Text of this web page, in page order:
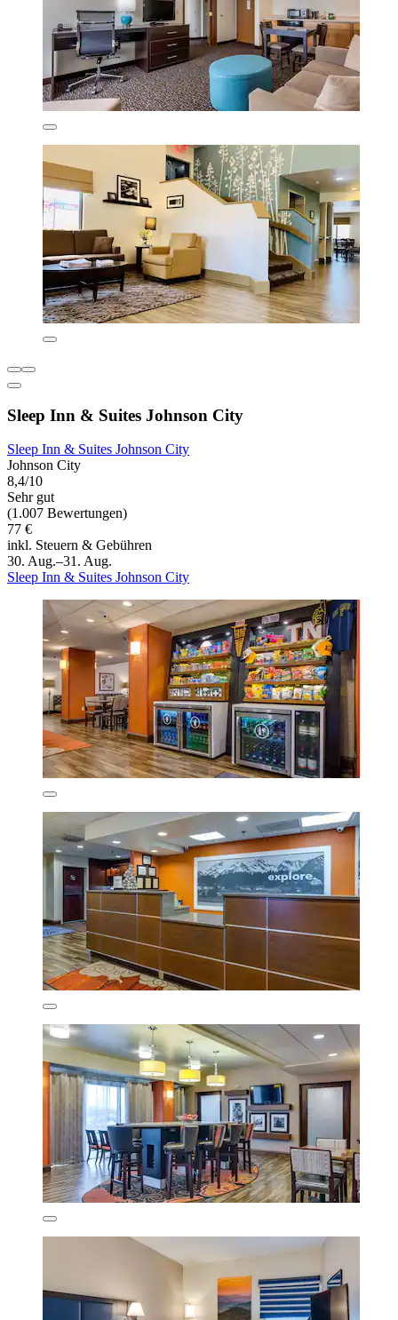
Sleep Inn & Suites Johnson City
Sleep Inn & Suites Johnson City
Johnson City
8,4/10
Sehr gut
(1.007 Bewertungen)
77 €
inkl. Steuern & Gebühren
30. Aug.–31. Aug.
Sleep Inn & Suites Johnson City